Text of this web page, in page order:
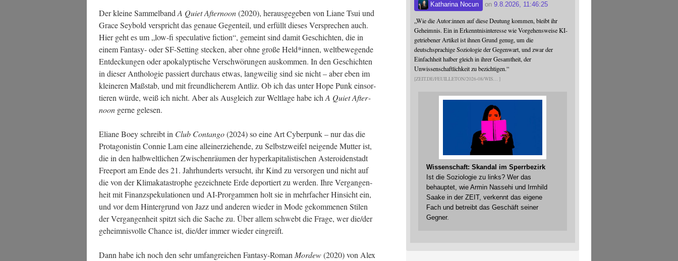
Der klei­ne Sam­mel­band A Quiet After­noon(2020), her­aus­ge­ge­ben von Lia­ne Tsui und
Grace Sey­bold ver­spricht das genaue Gegen­teil, und erfüllt die­ses Ver­spre­chen auch.
Hier geht es um „low-fi spe­cu­la­ti­ve fic­tion“, gemeint sind damit Geschich­ten, die in
einem Fan­ta­sy- oder SF-Set­ting ste­cken, aber ohne gro­ße Held*innen, welt­be­we­gen­de
Ent­de­ckun­gen oder apo­ka­lyp­ti­sche Ver­schwö­run­gen aus­kom­men. In den Geschich­ten
in die­ser Antho­lo­gie pas­siert durch­aus etwas, lang­wei­lig sind sie nicht – aber eben im
klei­ne­ren Maß­stab, und mit freund­li­che­rem Ant­liz. Ob ich das unter Hope Punk ein­sor­
tie­ren wür­de, weiß ich nicht. Aber als Aus­gleich zur Welt­la­ge habe ich A Quiet After­
noon ger­ne gelesen.
Elia­ne Boey schreibt in Club Con­tan­go(2024) so eine Art Cyber­punk – nur das die
Prot­ago­nis­tin Con­nie Lam eine allein­er­zie­hen­de, zu Selbst­zwei­fel nei­gen­de Mut­ter ist,
die in den halb­welt­li­chen Zwi­schen­räu­men der hyper­ka­pi­ta­lis­ti­schen Aste­ro­iden­stadt
Free­port am Ende des 21. Jahr­hun­derts ver­sucht, ihr Kind zu ver­sor­gen und nicht auf
die von der Kli­ma­ka­ta­stro­phe gezeich­ne­te Erde depor­tiert zu wer­den. Ihre Ver­gan­gen­
heit mit Finanz­spe­ku­la­tio­nen und AI-Pror­gam­men holt sie in mehr­fa­cher Hin­sicht ein,
und vor dem Hin­ter­grund von Jazz und ande­ren wie­der in Mode gekom­me­nen Sti­len
der Ver­gan­gen­heit spitzt sich die Sache zu. Über allem schwebt die Fra­ge, wer die/der
geheim­nis­vol­le Chan­ce ist, die/der immer wie­der eingreift.
Dann habe ich noch den sehr umfang­rei­chen Fan­ta­sy-Roman Mor­dew(2020) von Alex
Katharina Nocun on9.8.2026, 11:46:25
„Wie die Autor:innen auf diese Deutung kommen, bleibt ihr
Geheimnis. Ein in Erkenntnisinteresse wie Vorgehensweise KI-
getriebener Artikel ist ihnen Grund genug, um die
deutschsprachige Soziologie der Gegenwart, und zwar der
Einfachheit halber gleich in ihrer Gesamtheit, der
Unwissenschaftlichkeit zu bezichtigen.“
ZEIT.DE/FEUILLETON/2026-08/WIS
Wissenschaft: Skandal im Sperrbezirk
Ist die Soziologie zu links? Wer das
behauptet, wie Armin Nassehi und Irmhild
Saake in der ZEIT, verkennt das eigene
Fach und betreibt das Geschäft seiner
Gegner.